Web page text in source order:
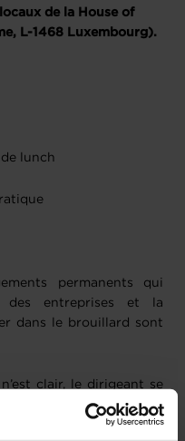
de la House of
L-1468 Luxembourg).
lunch
permanents qui
des entreprises et la
dans le brouillard sont
clair, le dirigeant se
à survivre ou à se
de vouloir avancer vite